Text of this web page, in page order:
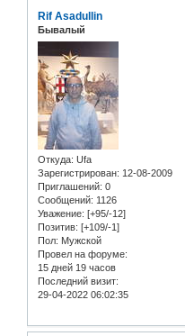
Rif Asadullin
Бывалый
Откуда: Ufa
Зарегистрирован: 12-08-2009
Приглашений: 0
Сообщений: 1126
Уважение: [+95/-12]
Позитив: [+109/-1]
Пол: Мужской
Провел на форуме:
15 дней 19 часов
Последний визит:
29-04-2022 06:02:35